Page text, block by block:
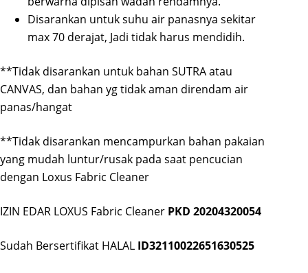
Disarankan untuk suhu air panasnya sekitar
max 70 derajat, Jadi tidak harus mendidih.
**Tidak disarankan untuk bahan SUTRA atau
CANVAS, dan bahan yg tidak aman direndam air
panas/hangat
**Tidak disarankan mencampurkan bahan pakaian
yang mudah luntur/rusak pada saat pencucian
dengan Loxus Fabric Cleaner
IZIN EDAR LOXUS Fabric Cleaner PKD 20204320054
Sudah Bersertifikat HALAL ID32110022651630525